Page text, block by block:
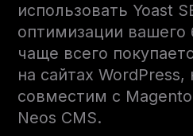
использовать Yoast
оптимизации вашего
чаще всего
на сайтах
совместим с
Neos CMS.